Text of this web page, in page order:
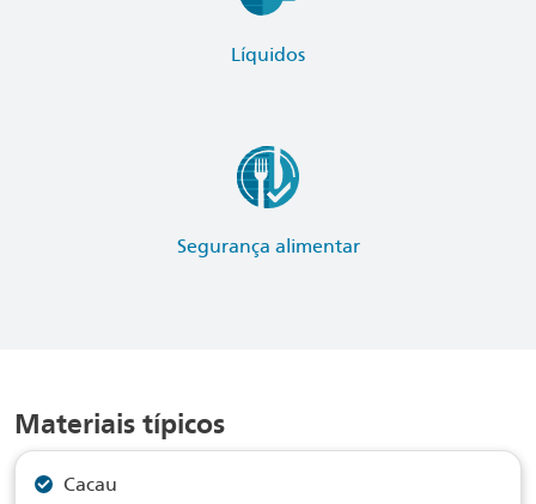
Líquidos
Segurança alimentar
Materiais típicos
Cacau